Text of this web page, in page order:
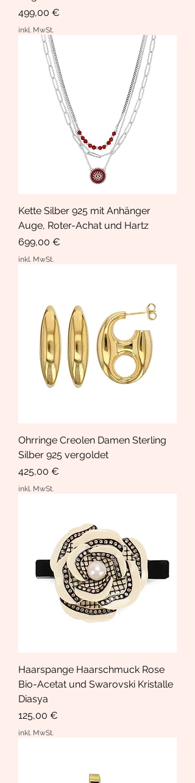
Preis
499,00 €
inkl. MwSt.
Kette Silber 925 mit Anhänger
Auge, Roter-Achat und Hartz
Preis
699,00 €
inkl. MwSt.
Ohrringe Creolen Damen Sterling
Silber 925 vergoldet
Preis
425,00 €
inkl. MwSt.
Haarspange Haarschmuck Rose
Bio-Acetat und Swarovski Kristalle
Diasya
Preis
125,00 €
inkl. MwSt.